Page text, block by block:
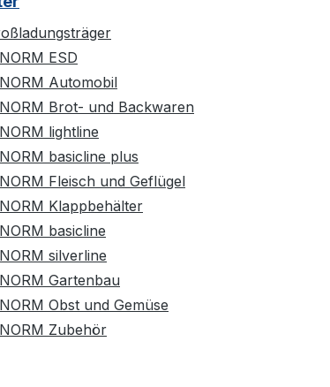
ESD
Automobil
Brot- und Backwaren
lightline
basicline plus
Fleisch und Geflügel
Klappbehälter
basicline
silverline
Gartenbau
Obst und Gemüse
Zubehör